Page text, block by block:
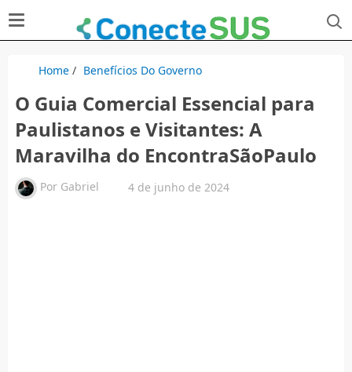
Home/ Benefícios Do Governo
O Guia Comercial Essencial para
Paulistanos e Visitantes: A
Maravilha do EncontraSãoPaulo
Por Gabriel 4 de junho de 2024